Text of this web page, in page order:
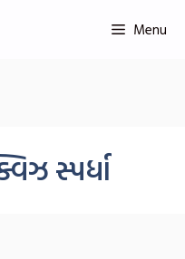
Menu
સ્પર્ધા